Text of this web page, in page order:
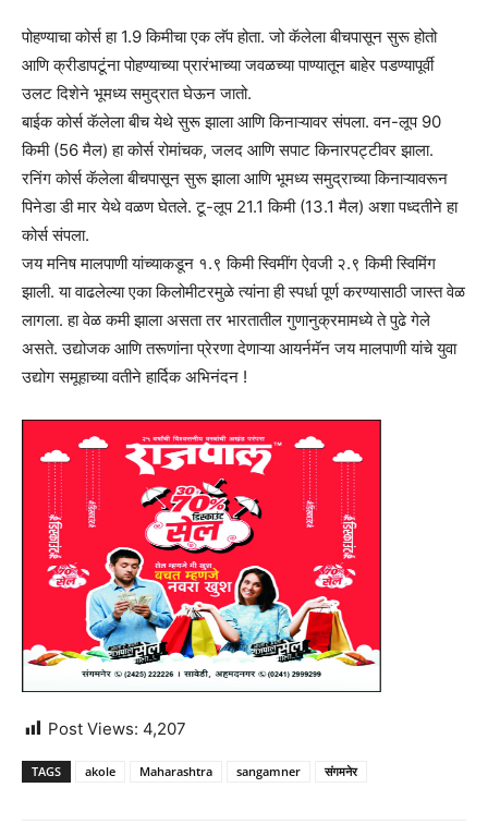
पोहण्याचा कोर्स हा 1.9 किमीचा एक लॅप होता. जो कॅलेला बीचपासून सुरू होतो
आणि क्रीडापटूंना पोहण्याच्या प्रारंभाच्या जवळच्या पाण्यातून बाहेर पडण्यापूर्वी
उलट दिशेने भूमध्य समुद्रात घेऊन जातो.
बाईक कोर्स कॅलेला बीच येथे सुरू झाला आणि किनाऱ्यावर संपला. वन-लूप 90
किमी (56 मैल) हा कोर्स रोमांचक, जलद आणि सपाट किनारपट्टीवर झाला.
रनिंग कोर्स कॅलेला बीचपासून सुरू झाला आणि भूमध्य समुद्राच्या किनाऱ्यावरून
पिनेडा डी मार येथे वळण घेतले. टू-लूप 21.1 किमी (13.1 मैल) अशा पध्दतीने हा
कोर्स संपला.
जय मनिष मालपाणी यांच्याकडून १.९ किमी स्विमींग ऐवजी २.९ किमी स्विमिंग
झाली. या वाढलेल्या एका किलोमीटरमुळे त्यांना ही स्पर्धा पूर्ण करण्यासाठी जास्त वेळ
लागला. हा वेळ कमी झाला असता तर भारतातील गुणानुक्रमामध्ये ते पुढे गेले
असते. उद्योजक आणि तरूणांना प्रेरणा देणाऱ्या आयर्नमॅन जय मालपाणी यांचे युवा
उद्योग समूहाच्या वतीने हार्दिक अभिनंदन !
Post Views: 4,207
TAGS akole Maharashtra sangamner संगमनेर